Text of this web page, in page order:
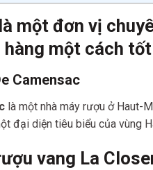
một đơn vị
hàng một cách
Camensac
là một nhà máy rượu ở Haut-
đại diện tiêu biểu của vùng
vang La